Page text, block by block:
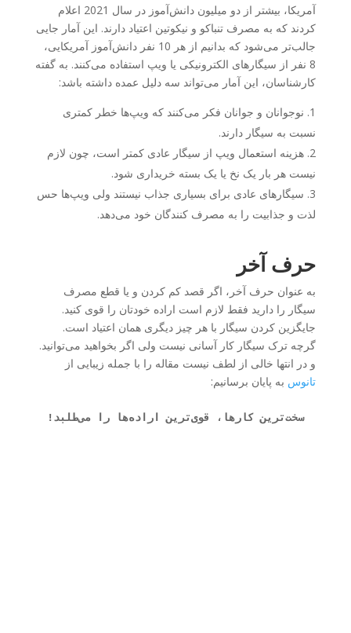
آمریکا، بیشتر از دو میلیون دانش‌آموز در سال 2021 اعلام
کردند که به مصرف تنباکو و نیکوتین اعتیاد دارند. این آمار جایی
جالب‌تر می‌شود که بدانیم از هر 10 نفر دانش‌آموز آمریکایی،
8 نفر از سیگارهای الکترونیکی یا ویپ استفاده می‌کنند. به گفته
کارشناسان، این آمار می‌تواند سه دلیل عمده داشته باشد:
نوجوانان و جوانان فکر می‌کنند که ویپ‌ها خطر کمتری
نسبت به سیگار دارند.
هزینه استعمال ویپ از سیگار عادی کمتر است، چون لازم
نیست هر بار یک نخ یا یک بسته خریداری شود.
سیگارهای عادی برای بسیاری جذاب نیستند ولی ویپ‌ها حس
لذت و جذابیت را به مصرف کنندگان خود می‌دهد.
حرف آخر
به عنوان حرف آخر، اگر قصد کم کردن و یا قطع مصرف
سیگار را دارید فقط لازم است اراده خودتان را قوی کنید.
جایگزین کردن سیگار با هر چیز دیگری همان اعتیاد است.
گرچه ترک سیگار کار آسانی نیست ولی اگر بخواهید می‌توانید.
و در انتها خالی از لطف نیست مقاله را با جمله زیبایی از
تانوس به پایان برسانیم:
سخت‌ترین کارها، قوی‌ترین اراده‌ها را می‌طلبد!